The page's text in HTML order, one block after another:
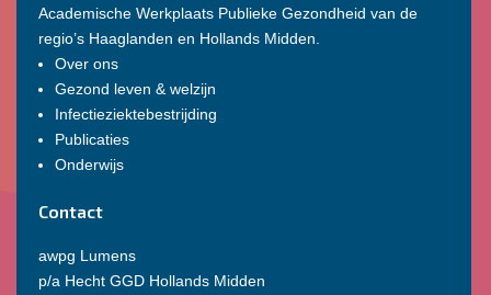
Academische Werkplaats Publieke Gezondheid van de
regio’s Haaglanden en Hollands Midden.
Over ons
Gezond leven & welzijn
Infectieziektebestrijding
Publicaties
Onderwijs
Contact
awpg Lumens
p/a Hecht GGD Hollands Midden